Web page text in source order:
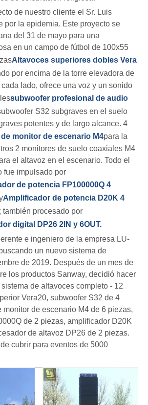
de nuestro cliente el Sr. Luis
por la epidemia. Este proyecto se
del 31 de mayo para una
en un campo de fútbol de 100x55
Altavoces superiores dobles Vera
por encima de la torre elevadora de
lado, ofrece una voz y un sonido
subwoofer profesional de audio
S32 subgraves en el suelo
potentes y de largo alcance. 4
monitor de escenario M4para la
2 monitores de suelo coaxiales M4
el altavoz en el escenario. Todo el
fue impulsado por
de potencia FP100000Q 4
Amplificador de potencia D20K 4
; también procesado por
digital DP26 2IN y 6OUT.
e ingeniero de la empresa LU-
un nuevo sistema de
de 2019. Después de un mes de
los productos Sanway, decidió hacer
de altavoces completo - 12
Vera20, subwoofer S32 de 4
monitor de escenario M4 de 6 piezas,
de 2 piezas, amplificador D20K
de altavoz DP26 de 2 piezas.
cubrir para eventos de 5000